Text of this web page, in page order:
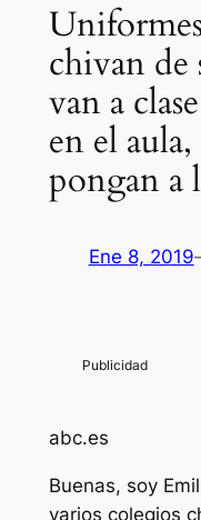
chivan de
van a
en el aula,
pongan a
Ene 8, 2019
abc.es
Buenas, soy
varios colegios